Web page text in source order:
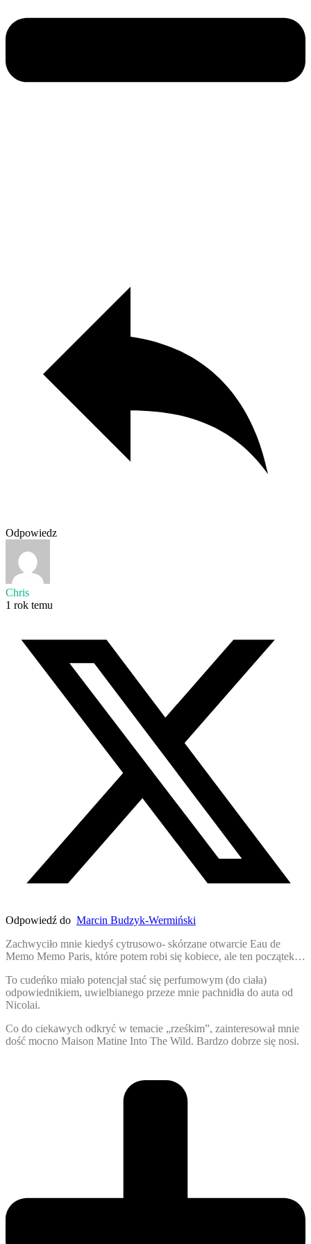
Odpowiedz
Chris
1 rok temu
Odpowiedź do Marcin Budzyk-Wermiński
Zachwyciło mnie kiedyś cytrusowo- skórzane otwarcie Eau de
Memo Memo Paris, które potem robi się kobiece, ale ten początek…
To cudeńko miało potencjał stać się perfumowym (do ciała)
odpowiednikiem, uwielbianego przeze mnie pachnidła do auta od
Nicolai.
Co do ciekawych odkryć w temacie „rześkim”, zainteresował mnie
dość mocno Maison Matine Into The Wild. Bardzo dobrze się nosi.